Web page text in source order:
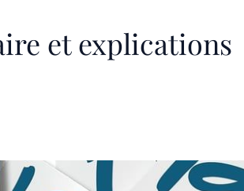
et explications